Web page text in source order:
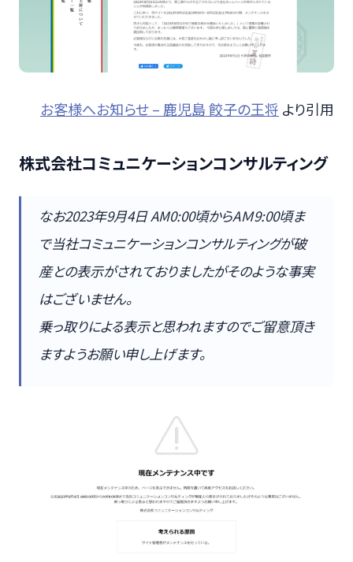
お客様へお知らせ – 鹿児島 餃子の王将 より引用
株式会社コミュニケーションコンサルティング
なお2023年9月4日 AM0:00頃からAＭ9:00頃ま
で当社コミュニケーションコンサルティングが破
産との表示がされておりましたがそのような事実
はございません。
乗っ取りによる表示と思われますのでご留意頂き
ますようお願い申し上げます。